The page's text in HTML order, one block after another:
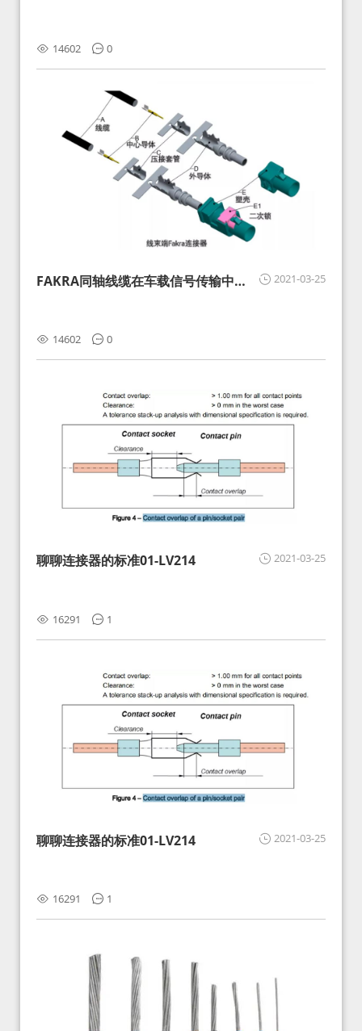
14602 0
2021-03-25
FAKRA同轴线缆在车载信号传输中的
14602 0
2021-03-25
聊聊连接器的标准01-LV214
16291 1
2021-03-25
聊聊连接器的标准01-LV214
16291 1